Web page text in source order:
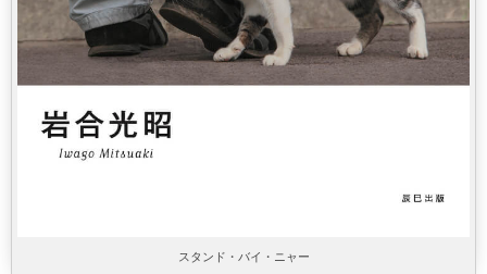
スタンド・バイ・ニャー